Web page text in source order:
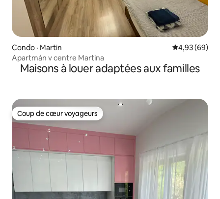
Condo · Martin Note
4,93 (69)
Apartmán v centre Martina
Maisons à louer adaptées aux familles
Coup de cœur voyageurs
Coup de cœur voyageurs